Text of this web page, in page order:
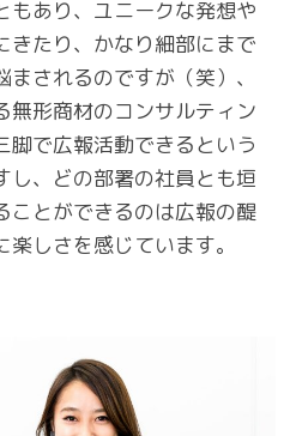
もあり、ユニークな発想や
きたり、かなり細部にまで
されるのですが（笑）、
無形商材のコンサルティン
脚で広報活動できるという
し、どの部署の社員とも垣
ことができるのは広報の醍
しさを感じています。